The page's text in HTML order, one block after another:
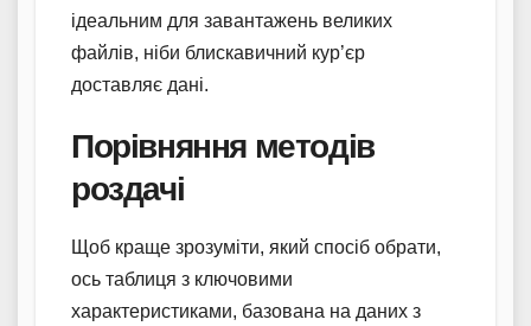
ідеальним для завантажень великих
файлів, ніби блискавичний кур’єр
доставляє дані.
Порівняння методів
роздачі
Щоб краще зрозуміти, який спосіб обрати,
ось таблиця з ключовими
характеристиками, базована на даних з